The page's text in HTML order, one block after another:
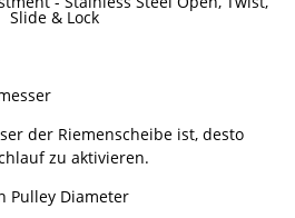
der Riemenscheibe ist, desto
zu aktivieren.